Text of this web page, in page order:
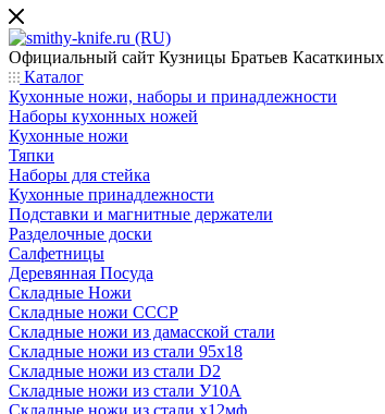
Официальный сайт Кузницы Братьев Касаткиных
Каталог
Кухонные ножи, наборы и принадлежности
Наборы кухонных ножей
Кухонные ножи
Тяпки
Наборы для стейка
Кухонные принадлежности
Подставки и магнитные держатели
Разделочные доски
Салфетницы
Деревянная Посуда
Складные Ножи
Cкладные ножи СССР
Складные ножи из дамасской стали
Складные ножи из стали 95х18
Складные ножи из стали D2
Складные ножи из стали У10А
Складные ножи из стали х12мф